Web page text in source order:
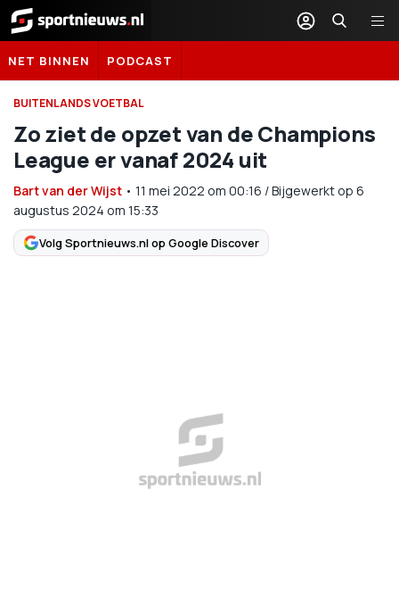
Sportnieuws.nl
NET BINNEN PODCAST
BUITENLANDS VOETBAL
Zo ziet de opzet van de Champions
League er vanaf 2024 uit
Bart van der Wijst • 11 mei 2022 om 00:16 /Bijgewerkt op 6
augustus 2024 om 15:33
Volg Sportnieuws.nl op Google Discover